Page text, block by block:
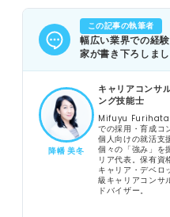
この記事の執筆者
幅広い業界での経
家が書き下ろしま
降幡 美冬
キャリアコンサ
ング技能士
Mifuyu Furihata
での採用・育成コ
個人向けの就活支
個々の「強み」を
リア代表。保有資
キャリア・デベロ
級キャリアコンサ
ドバイザー。